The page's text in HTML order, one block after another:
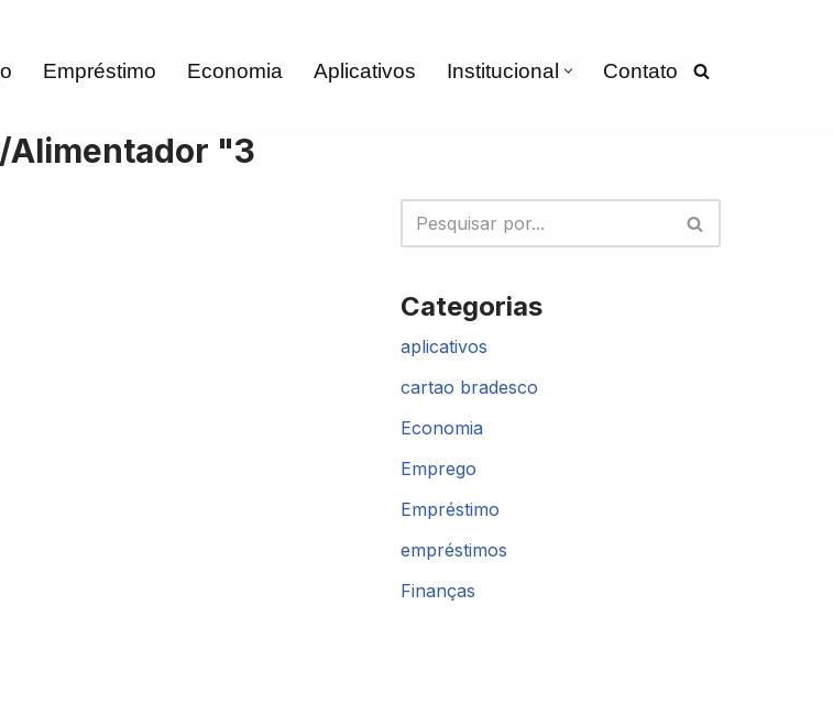
Empréstimo Economia Aplicativos Institucional Contato
Alimentador "3
Categorias
aplicativos
cartao bradesco
Economia
Emprego
Empréstimo
empréstimos
Finanças